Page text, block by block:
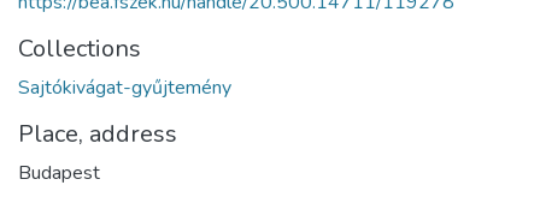
Collections
Sajtókivágat-gyűjtemény
Place, address
Budapest